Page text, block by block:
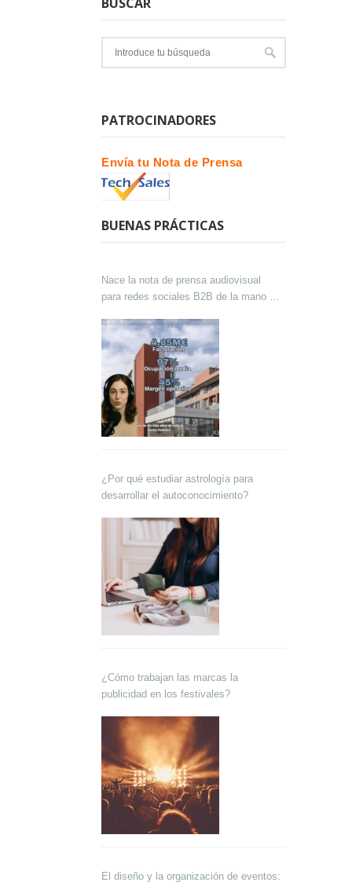
PATROCINADORES
Envía tu Nota de Prensa
BUENAS PRÁCTICAS
Nace la nota de prensa audiovisual
para redes sociales B2B de la mano de
¿Por qué estudiar astrología para
desarrollar el autoconocimiento?
¿Cómo trabajan las marcas la
publicidad en los festivales?
El diseño y la organización de eventos: